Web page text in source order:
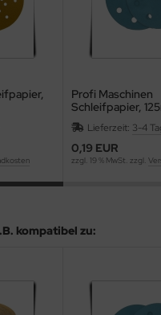
Profi Maschinen
Schleifpapier,
Korn
Lieferzeit: 3-4
0,19 EUR
zzgl. 19 % MwSt. zzgl.
kompatibel zu: